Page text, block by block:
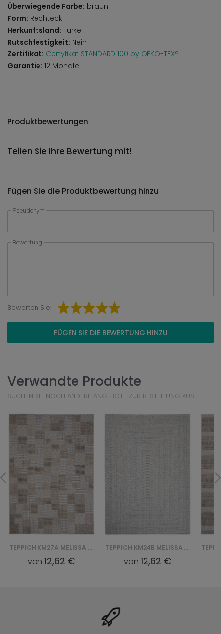
Überwiegende Farbe: braun
Form: Rechteck
Herkunftsland: Türkei
Rutschfestigkeit: Nein
Zertifikat: Certyfikat STANDARD 100 by OEKO-TEX®
Garantie: 12 Monate
Produktbewertungen
Teilen Sie Ihre Bewertung mit!
Fügen Sie die Produktbewertung hinzu
Pseudonym
Bewertung
Bewerten Sie:
FÜGEN SIE DIE BEWERTUNG HINZU
Verwandte Produkte
SUCHEN SIE NOCH ANDERE ANGEBOTE ZUR BESTELLUNG AUS
TEPPICH KM27A MELISSA MAA - SZARY
von12,62 €
TEPPICH KM24B MELISSA HCV - SZARY
von 12,62 €